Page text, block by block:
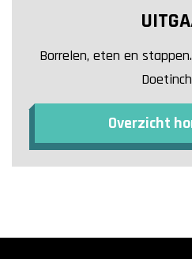
Borrelen, eten en
Overzicht